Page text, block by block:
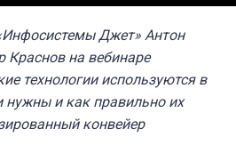
Джет» Антон
Краснов на вебинаре
технологии используются в
нужны и как правильно их
конвейер